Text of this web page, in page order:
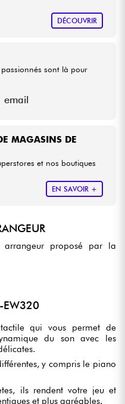
DÉCOUVRIR
MAGASINS DE
et nos boutiques
EN SAVOIR +
sont là pour
email
proposé par la
EW320
qui vous permet de
du son avec les
y compris le piano
ils rendent votre jeu et
et plus agréables.